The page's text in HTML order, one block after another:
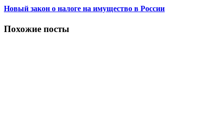
Новый закон о налоге на имущество в России
Похожие посты